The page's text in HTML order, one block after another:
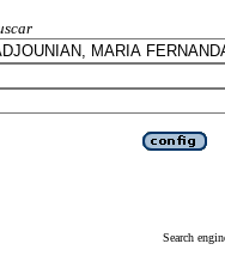
Search